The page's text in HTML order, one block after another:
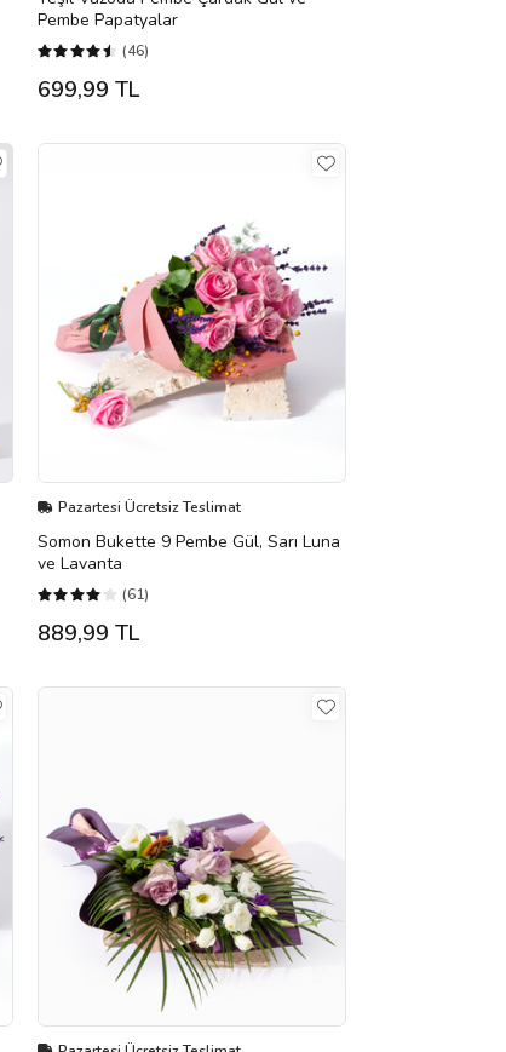
Pembe Papatyalar
(46)
699,99 TL
Pazartesi Ücretsiz Teslimat
Somon Bukette 9 Pembe Gül, Sarı Luna
ve Lavanta
(61)
889,99 TL